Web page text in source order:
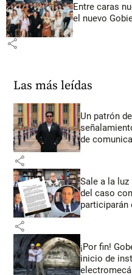
Entre caras
el nuevo
share
Las más leídas
Un patrón
de
share
Sale a la
del caso
participarán
share
¡Por fin!
inicio de